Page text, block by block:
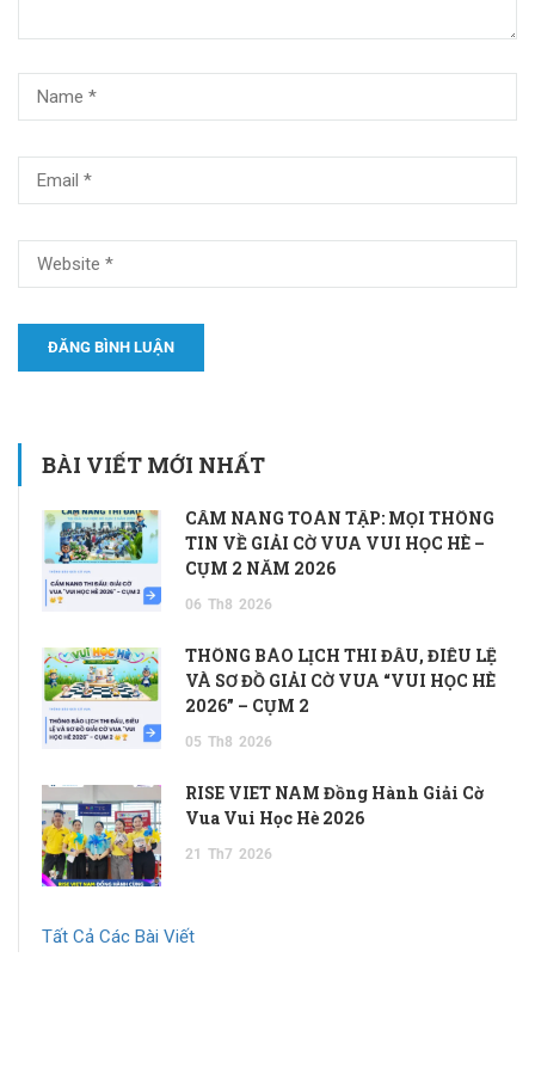
BÀI VIẾT MỚI NHẤT
CẨM NANG TOÀN TẬP: MỌI THÔNG
TIN VỀ GIẢI CỜ VUA VUI HỌC HÈ –
CỤM 2 NĂM 2026
06 Th8 2026
THÔNG BÁO LỊCH THI ĐẤU, ĐIỀU LỆ
VÀ SƠ ĐỒ GIẢI CỜ VUA “VUI HỌC HÈ
2026” – CỤM 2
05 Th8 2026
RISE VIET NAM Đồng Hành Giải Cờ
Vua Vui Học Hè 2026
21 Th7 2026
Tất Cả Các Bài Viết